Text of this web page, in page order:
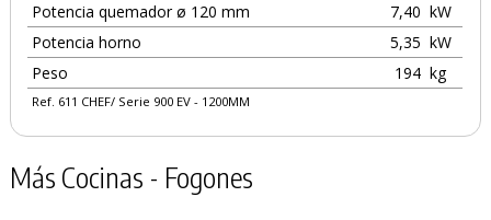
Potencia quemador ø 120 mm
7,40 kW
Potencia horno
5,35 kW
Peso
194 kg
Ref. 611 CHEF/ Serie 900 EV - 1200MM
Más Cocinas - Fogones